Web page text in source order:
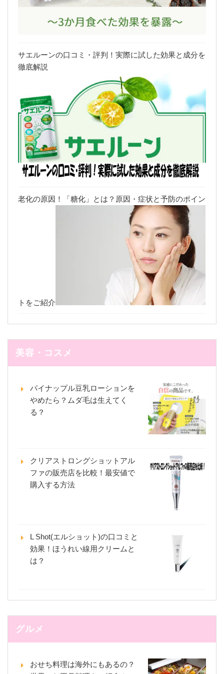
サエルーンの口コミ・評判！実際に試した効果と成分を
徹底解説
老化の原因！「糖化」とは？原因・症状と予防のポイン
トをご紹介
美容・コスメ
パイナップル豆乳ローションを
やめたら？ムダ毛は生えてく
る？
クリアストロングショットアル
ファの販売店を比較！最安値で
購入する方法
L Shot(エルショット)の口コミと
効果！ほうれい線用クリームと
は？
グルメ
おせち料理は海外にもあるの？